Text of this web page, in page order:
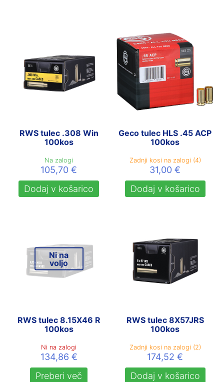
RWS tulec .308 Win
100kos
Na zalogi
105,70€
Dodaj v košarico
Geco tulec HLS .45 ACP
100kos
Zadnji kosi na zalogi (4)
31,00€
Dodaj v košarico
Ni na
voljo
RWS tulec 8.15X46 R
100kos
Ni na zalogi
134,86 €
Preberi več
RWS tulec 8X57JRS
100kos
Zadnji kosi na zalogi (2)
174,52€
Dodaj v košarico